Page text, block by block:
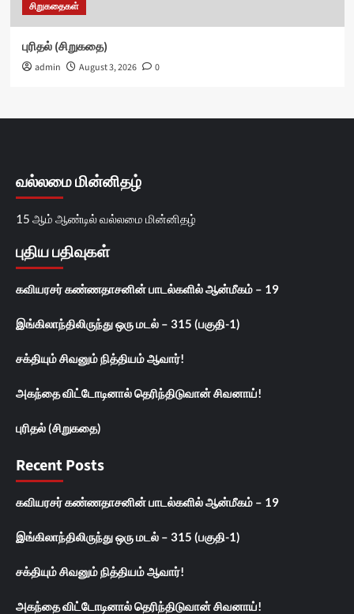
சிறுகதைகள்
புரிதல் (சிறுகதை)
admin August 3, 2026 0
வல்லமை மின்னிதழ்
15 ஆம் ஆண்டில் வல்லமை மின்னிதழ்
புதிய பதிவுகள்
கவியரசர் கண்ணதாசனின் பாடல்களில் ஆன்மீகம் – 19
இங்கிலாந்திலிருந்து ஒரு மடல் – 315 (பகுதி-1)
சக்தியும் சிவனும் நித்தியம் ஆவார்!
அகந்தை விட்டோடினால் தெரிந்திடுவான் சிவனாய்!
புரிதல் (சிறுகதை)
Recent Posts
கவியரசர் கண்ணதாசனின் பாடல்களில் ஆன்மீகம் – 19
இங்கிலாந்திலிருந்து ஒரு மடல் – 315 (பகுதி-1)
சக்தியும் சிவனும் நித்தியம் ஆவார்!
அகந்தை விட்டோடினால் தெரிந்திடுவான் சிவனாய்!